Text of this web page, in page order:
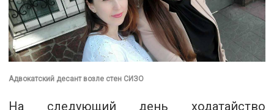
Адвокатский десант возле стен СИЗО
На следующий день ходатайство